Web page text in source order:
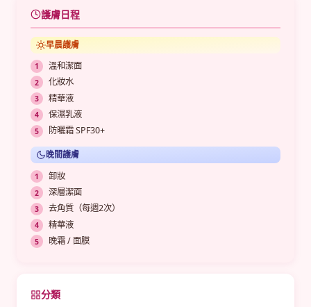
護膚日程
早晨護膚
溫和潔面
化妝水
精華液
保濕乳液
防曬霜 SPF30+
晚間護膚
卸妝
深層潔面
去角質（每週2次）
精華液
晚霜 / 面膜
分類